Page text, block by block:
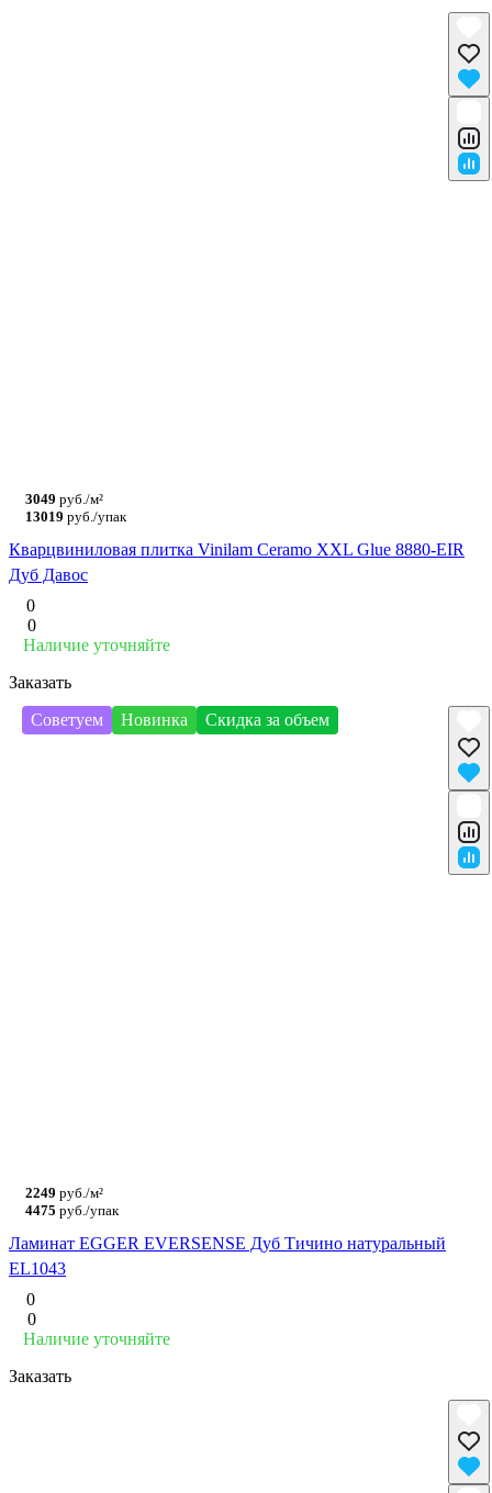
3049 руб./м²
13019 руб./упак
Кварцвиниловая плитка Vinilam Ceramo XXL Glue 8880-EIR
Дуб Давос
0
0
Наличие уточняйте
Заказать
Советуем
Новинка Скидка за объем
2249 руб./м²
4475 руб./упак
Ламинат EGGER EVERSENSE Дуб Тичино натуральный
EL1043
0
0
Наличие уточняйте
Заказать